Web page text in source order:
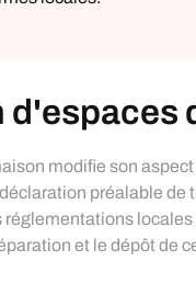
modifie son
préalable
et le dépôt de